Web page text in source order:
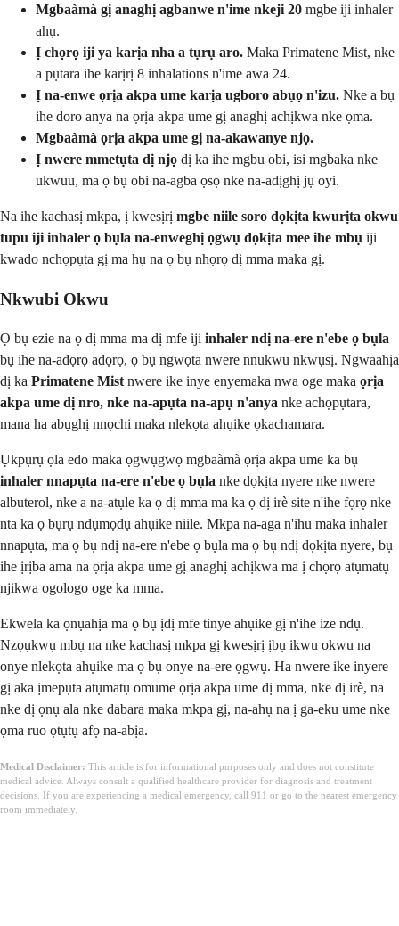
Mgbaàmà gị anaghị agbanwe n'ime nkeji 20 mgbe iji inhaler
ahụ.
Ị chọrọ iji ya karịa nha a tụrụ aro. Maka Primatene Mist, nke
a pụtara ihe karịrị 8 inhalations n'ime awa 24.
Ị na-enwe ọrịa akpa ume karịa ugboro abụọ n'izu. Nke a bụ
ihe doro anya na ọrịa akpa ume gị anaghị achịkwa nke ọma.
Mgbaàmà ọrịa akpa ume gị na-akawanye njọ.
Ị nwere mmetụta dị njọ dị ka ihe mgbu obi, isi mgbaka nke
ukwuu, ma ọ bụ obi na-agba ọsọ nke na-adịghị jụ oyi.
Na ihe kachasị mkpa, ị kwesịrị mgbe niile soro dọkịta kwurịta okwu
tupu iji inhaler ọ bụla na-enweghị ọgwụ dọkịta mee ihe mbụ iji
kwado nchọpụta gị ma hụ na ọ bụ nhọrọ dị mma maka gị.
Nkwubi Okwu
Ọ bụ ezie na ọ dị mma ma dị mfe iji inhaler ndị na-ere n'ebe ọ bụla
bụ ihe na-adọrọ adọrọ, ọ bụ ngwọta nwere nnukwu nkwụsị. Ngwaahịa
dị ka Primatene Mist nwere ike inye enyemaka nwa oge maka ọrịa
akpa ume dị nro, nke na-apụta na-apụ n'anya nke achọpụtara,
mana ha abụghị nnọchi maka nlekọta ahụike ọkachamara.
Ụkpụrụ ọla edo maka ọgwụgwọ mgbaàmà ọrịa akpa ume ka bụ
inhaler nnapụta na-ere n'ebe ọ bụla nke dọkịta nyere nke nwere
albuterol, nke a na-atụle ka ọ dị mma ma ka ọ dị irè site n'ihe fọrọ nke
nta ka ọ bụrụ ndụmọdụ ahụike niile. Mkpa na-aga n'ihu maka inhaler
nnapụta, ma ọ bụ ndị na-ere n'ebe ọ bụla ma ọ bụ ndị dọkịta nyere, bụ
ihe ịrịba ama na ọrịa akpa ume gị anaghị achịkwa ma ị chọrọ atụmatụ
njikwa ogologo oge ka mma.
Ekwela ka ọnụahịa ma ọ bụ ịdị mfe tinye ahụike gị n'ihe ize ndụ.
Nzọụkwụ mbụ na nke kachasị mkpa gị kwesịrị ịbụ ikwu okwu na
onye nlekọta ahụike ma ọ bụ onye na-ere ọgwụ. Ha nwere ike inyere
gị aka ịmepụta atụmatụ omume ọrịa akpa ume dị mma, nke dị irè, na
nke dị ọnụ ala nke dabara maka mkpa gị, na-ahụ na ị ga-eku ume nke
ọma ruo ọtụtụ afọ na-abịa.
Medical Disclaimer: This article is for informational purposes only and does not constitute
medical advice. Always consult a qualified healthcare provider for diagnosis and treatment
decisions. If you are experiencing a medical emergency, call 911 or go to the nearest emergency
room immediately.